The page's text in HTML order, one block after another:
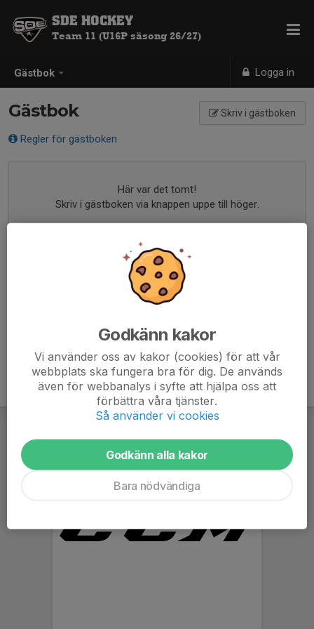
Gästbok Logga in
SDE HOCKEY
Team 11 (U16P säsong 26/27)
Gästbok Skriv i gästboken
Regler för gästboken
Här var det tomt!
Skriv i gästboken via knappen uppe till höger.
Godkänn kakor
Vi använder oss av kakor (cookies) för att vår
webbplats ska fungera bra för dig. De används
även för webbanalys i syfte att hjälpa oss att
förbättra våra tjänster.
Så använder vi cookies
Godkänn alla kakor
Bara nödvändiga